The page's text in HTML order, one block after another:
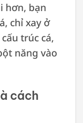
hơn, bạn
chỉ xay ở
trúc cá,
năng vào
cách